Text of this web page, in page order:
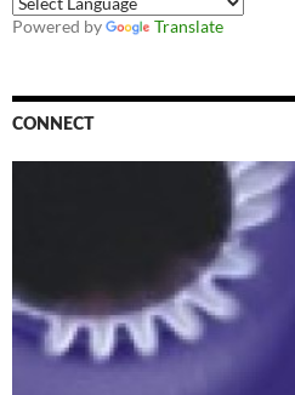
Powered by Translate
CONNECT